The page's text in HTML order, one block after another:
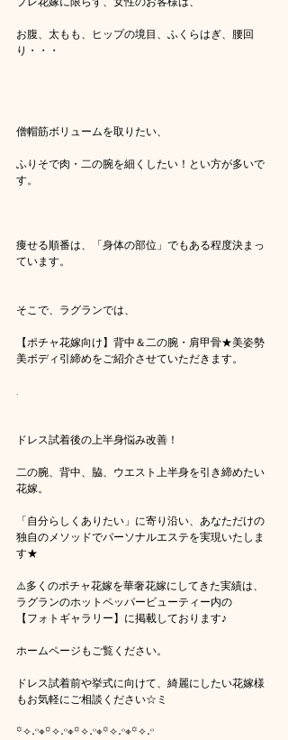
お腹、太もも、ヒップの境目、ふくらはぎ、腰回
り・・・
僧帽筋ボリュームを取りたい、
ふりそで肉・二の腕を細くしたい！とい方が多いで
す。
痩せる順番は、「身体の部位」でもある程度決まっ
ています。
そこで、ラグランでは、
【ポチャ花嫁向け】背中＆二の腕・肩甲骨★美姿勢
美ボディ引締めをご紹介させていただきます。
.
ドレス試着後の上半身悩み改善！
二の腕、背中、脇、ウエスト上半身を引き締めたい
花嫁。
「自分らしくありたい」に寄り沿い、あなただけの
独自のメソッドでパーソナルエステを実現いたしま
す★
⚠️多くのポチャ花嫁を華奢花嫁にしてきた実績は、
ラグランのホットペッパービューティー内の
【フォトギャラリー】に掲載しております♪
ホームページもご覧ください。
ドレス試着前や挙式に向けて、綺麗にしたい花嫁様
もお気軽にご相談ください☆ミ
꙳✧˖°⌖꙳✧˖°⌖꙳✧˖°⌖꙳✧˖°⌖꙳✧˖°